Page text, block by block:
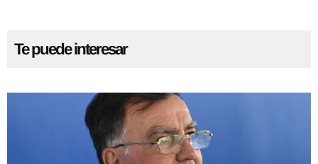
Te puede interesar